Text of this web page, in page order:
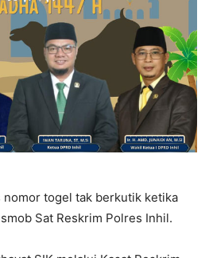
nomor togel tak berkutik ketika
Sat Reskrim Polres Inhil.